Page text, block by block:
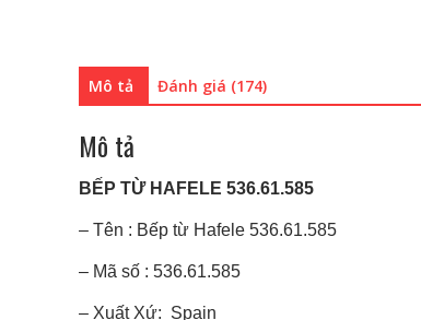
Mô tả Đánh giá (174)
Mô tả
BẾP TỪ HAFELE 536.61.585
– Tên : Bếp từ Hafele 536.61.585
– Mã số : 536.61.585
– Xuất Xứ: Spain